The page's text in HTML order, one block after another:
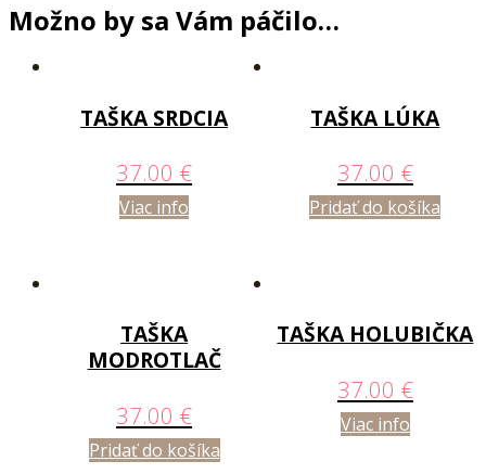
Možno by sa Vám páčilo…
TAŠKA SRDCIA
37.00 €
Viac info
TAŠKA LÚKA
37.00 €
Pridať do košíka
TAŠKA
MODROTLAČ
37.00 €
Pridať do košíka
TAŠKA HOLUBIČKA
37.00 €
Viac info